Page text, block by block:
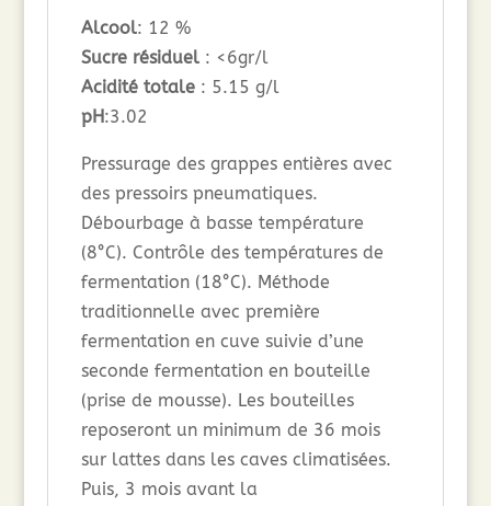
Alcool: 12 %
Sucre résiduel: <6gr/l
Acidité totale: 5.15 g/l
pH:3.02
Pressurage des grappes entières avec
des pressoirs pneumatiques.
Débourbage à basse température
(8°C). Contrôle des températures de
fermentation (18°C). Méthode
traditionnelle avec première
fermentation en cuve suivie d’une
seconde fermentation en bouteille
(prise de mousse). Les bouteilles
reposeront un minimum de 36 mois
sur lattes dans les caves climatisées.
Puis, 3 mois avant la